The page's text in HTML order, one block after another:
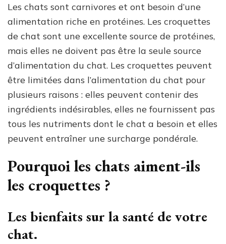
Les chats sont carnivores et ont besoin d’une
alimentation riche en protéines. Les croquettes
de chat sont une excellente source de protéines,
mais elles ne doivent pas être la seule source
d’alimentation du chat. Les croquettes peuvent
être limitées dans l’alimentation du chat pour
plusieurs raisons : elles peuvent contenir des
ingrédients indésirables, elles ne fournissent pas
tous les nutriments dont le chat a besoin et elles
peuvent entraîner une surcharge pondérale.
Pourquoi les chats aiment-ils
les croquettes ?
Les bienfaits sur la santé de votre
chat.